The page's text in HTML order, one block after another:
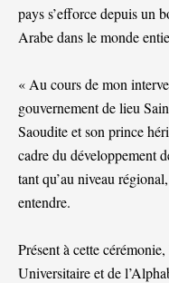
pays s’efforce depuis un
Arabe dans le monde
« Au cours de mon
gouvernement de lieu
Saoudite et son prince
cadre du développement
tant qu’au niveau
entendre.
Présent à cette
Universitaire et de